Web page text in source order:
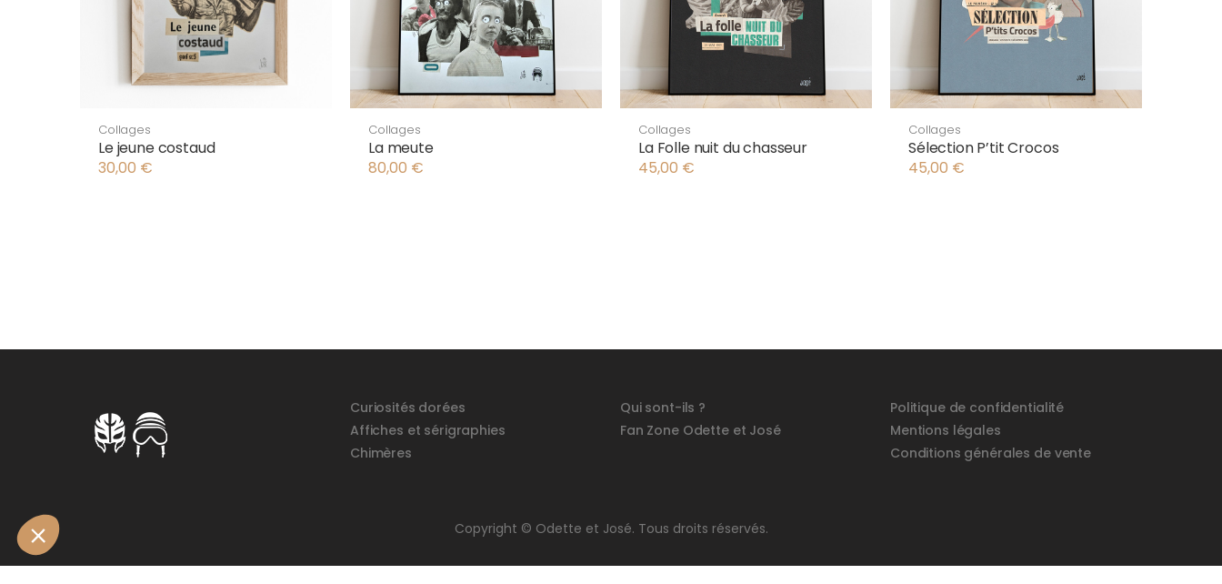
Collages
Le jeune costaud
30,00 €
Collages
La meute
80,00 €
Collages
La Folle nuit du chasseur
45,00 €
Collages
Sélection P’tit Crocos
45,00 €
Curiosités dorées
Affiches et sérigraphies
Chimères
Qui sont-ils ?
Fan Zone Odette et José
Politique de confidentialité
Mentions légales
Conditions générales de vente
Copyright © Odette et José. Tous droits réservés.